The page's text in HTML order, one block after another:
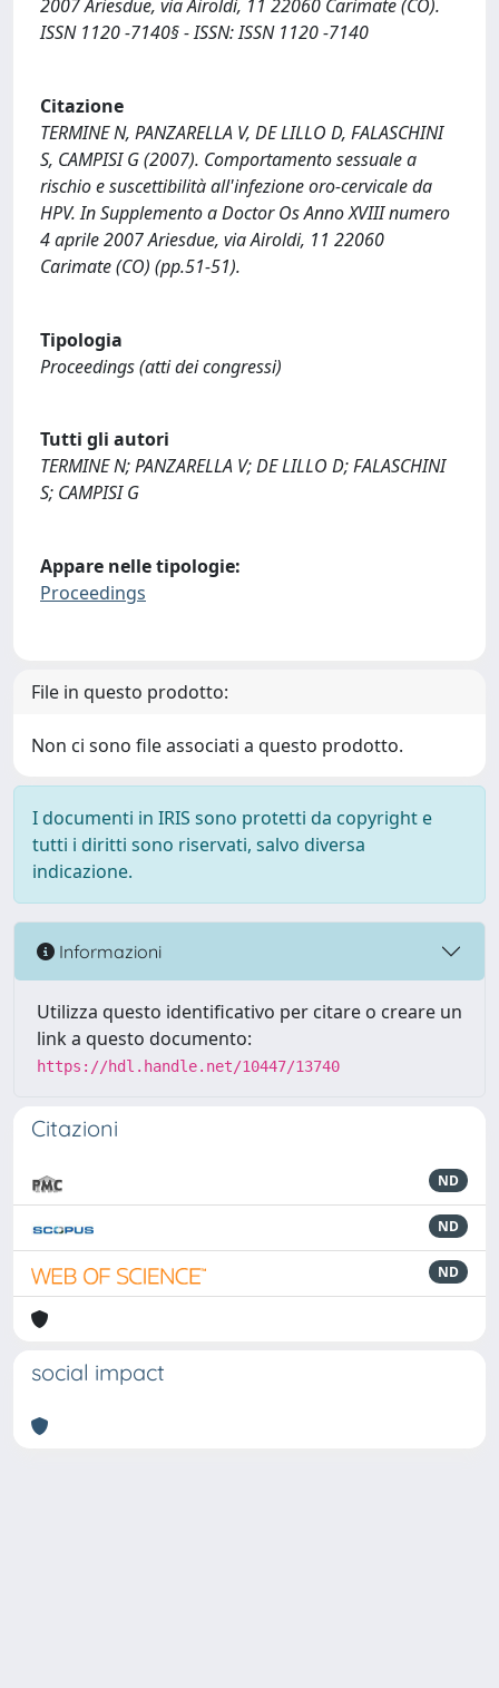
2007 Ariesdue, via Airoldi, 11 22060 Carimate (CO).
ISSN 1120 -7140§ - ISSN: ISSN 1120 -7140
Citazione
TERMINE N, PANZARELLA V, DE LILLO D, FALASCHINI
S, CAMPISI G (2007). Comportamento sessuale a
rischio e suscettibilità all'infezione oro-cervicale da
HPV. In Supplemento a Doctor Os Anno XVIII numero
4 aprile 2007 Ariesdue, via Airoldi, 11 22060
Carimate (CO) (pp.51-51).
Tipologia
Proceedings (atti dei congressi)
Tutti gli autori
TERMINE N; PANZARELLA V; DE LILLO D; FALASCHINI
S; CAMPISI G
Appare nelle tipologie:
Proceedings
File in questo prodotto:
Non ci sono file associati a questo prodotto.
I documenti in IRIS sono protetti da copyright e
tutti i diritti sono riservati, salvo diversa
indicazione.
Informazioni
Utilizza questo identificativo per citare o creare un
link a questo documento:
https://hdl.handle.net/10447/13740
Citazioni
ND
ND
ND
social impact